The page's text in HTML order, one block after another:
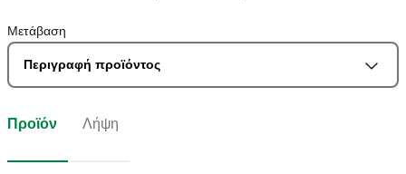
Μετάβαση
Περιγραφή προϊόντος
Προϊόν Λήψη